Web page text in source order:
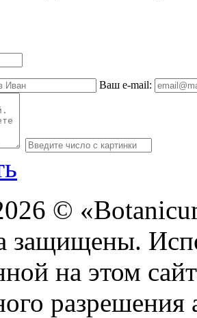
Ваш e-mail:
©
защищены.
на этом
разрешения